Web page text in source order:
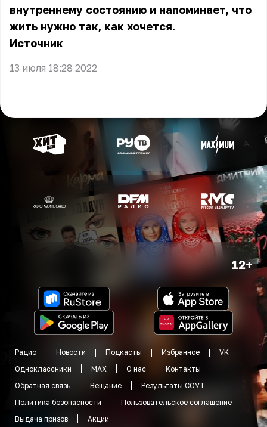
внутреннему состоянию и напоминает, что
жить нужно так, как хочется.
Источник
13 июля 18:28 2022
12+
Радио Новости Подкасты Избранное
VK
Одноклассники
MAX О нас
Контакты
Обратная связь
Вещание
Результаты СОУТ
Политика безопасности
Пользовательское соглашение
Выдача призов
Акции